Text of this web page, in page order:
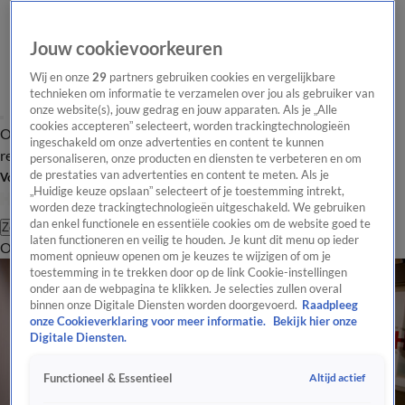
Overzicht Laatste nieuws Regionieuws Het beste van Hart
Tip de
redactie
Volg Hart van Nederland
Zoeken
OverzichtRegioUitzendingenWeerTip de redactiePanelVideo's
Jouw cookievoorkeuren
Wij en onze29 partners gebruiken cookies en vergelijkbare
technieken om informatie te verzamelen over jou als gebruiker van
onze website(s), jouw gedrag en jouw apparaten. Als je „Alle
cookies accepteren” selecteert, worden trackingtechnologieën
ingeschakeld om onze advertenties en content te kunnen
personaliseren, onze producten en diensten te verbeteren en om
de prestaties van advertenties en content te meten. Als je
„Huidige keuze opslaan” selecteert of je toestemming intrekt,
worden deze trackingtechnologieën uitgeschakeld. We gebruiken
dan enkel functionele en essentiële cookies om de website goed te
laten functioneren en veilig te houden. Je kunt dit menu op ieder
moment opnieuw openen om je keuzes te wijzigen of om je
toestemming in te trekken door op de link Cookie-instellingen
onder aan de webpagina te klikken. Je selecties zullen overal
binnen onze Digitale Diensten worden doorgevoerd. Raadpleeg
onze Cookieverklaring voor meer informatie.
Bekijk hier onze
Digitale Diensten.
Functioneel & Essentieel Altijd actief